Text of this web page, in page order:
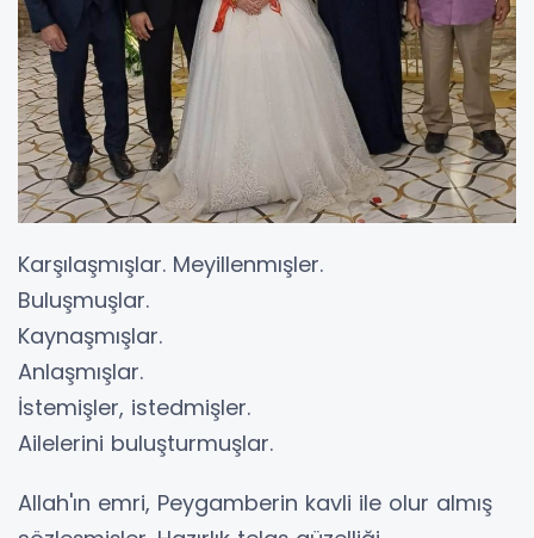
Karşılaşmışlar. Meyillenmışler.
Buluşmuşlar.
Kaynaşmışlar.
Anlaşmışlar.
İstemişler, istedmişler.
Ailelerini buluşturmuşlar.
Allah'ın emri, Peygamberin kavli ile olur almış